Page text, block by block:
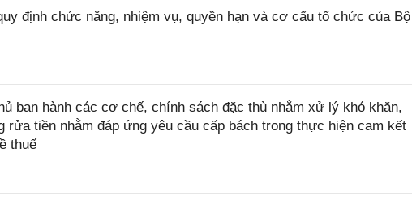
định chức năng, nhiệm vụ, quyền hạn và cơ cấu tổ chức của Bộ
ban hành các cơ chế, chính sách đặc thù nhằm xử lý khó khăn,
rửa tiền nhằm đáp ứng yêu cầu cấp bách trong thực hiện cam kết
thuế